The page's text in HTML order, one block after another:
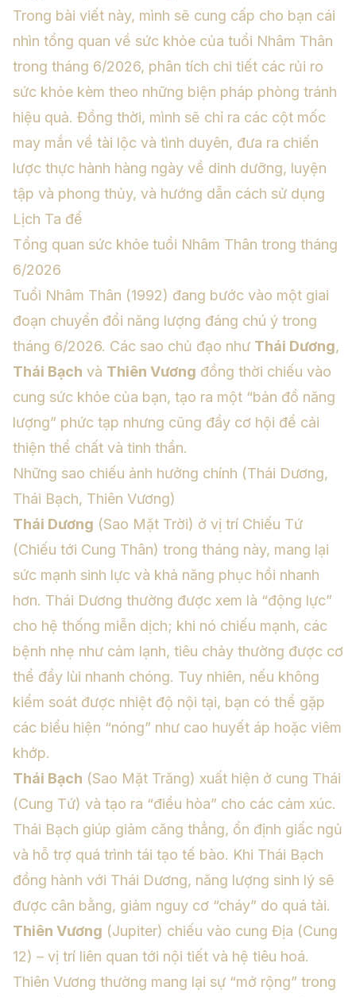
Trong bài viết này, mình sẽ cung cấp cho bạn cái
nhìn tổng quan về sức khỏe của tuổi Nhâm Thân
trong tháng 6/2026, phân tích chi tiết các rủi ro
sức khỏe kèm theo những biện pháp phòng tránh
hiệu quả. Đồng thời, mình sẽ chỉ ra các cột mốc
may mắn về tài lộc và tình duyên, đưa ra chiến
lược thực hành hàng ngày về dinh dưỡng, luyện
tập và phong thủy, và hướng dẫn cách sử dụng
Lịch Ta để
Tổng quan sức khỏe tuổi Nhâm Thân trong tháng
6/2026
Tuổi Nhâm Thân (1992) đang bước vào một giai
đoạn chuyển đổi năng lượng đáng chú ý trong
tháng 6/2026. Các sao chủ đạo như Thái Dương,
Thái Bạch và Thiên Vương đồng thời chiếu vào
cung sức khỏe của bạn, tạo ra một “bản đồ năng
lượng” phức tạp nhưng cũng đầy cơ hội để cải
thiện thể chất và tinh thần.
Những sao chiếu ảnh hưởng chính (Thái Dương,
Thái Bạch, Thiên Vương)
Thái Dương (Sao Mặt Trời) ở vị trí Chiếu Tứ
(Chiếu tới Cung Thân) trong tháng này, mang lại
sức mạnh sinh lực và khả năng phục hồi nhanh
hơn. Thái Dương thường được xem là “động lực”
cho hệ thống miễn dịch; khi nó chiếu mạnh, các
bệnh nhẹ như cảm lạnh, tiêu chảy thường được cơ
thể đẩy lùi nhanh chóng. Tuy nhiên, nếu không
kiểm soát được nhiệt độ nội tại, bạn có thể gặp
các biểu hiện “nóng” như cao huyết áp hoặc viêm
khớp.
Thái Bạch (Sao Mặt Trăng) xuất hiện ở cung Thái
(Cung Tứ) và tạo ra “điều hòa” cho các cảm xúc.
Thái Bạch giúp giảm căng thẳng, ổn định giấc ngủ
và hỗ trợ quá trình tái tạo tế bào. Khi Thái Bạch
đồng hành với Thái Dương, năng lượng sinh lý sẽ
được cân bằng, giảm nguy cơ “cháy” do quá tải.
Thiên Vương (Jupiter) chiếu vào cung Địa (Cung
12) – vị trí liên quan tới nội tiết và hệ tiêu hoá.
Thiên Vương thường mang lại sự “mở rộng” trong